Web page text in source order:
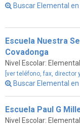
Buscar Elemental en
Escuela Nuestra
Covadonga
Nivel Escolar: Elemental
[ver teléfono, fax, director
Buscar Elemental en
Escuela Paul G
Nivel Escolar: Elemental